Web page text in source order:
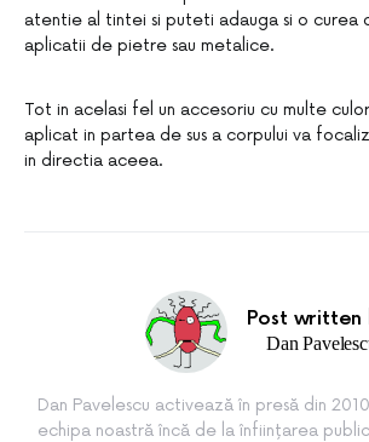
atentie al tintei si puteti adauga si o curea
aplicatii de pietre sau metalice.
Tot in acelasi fel un accesoriu cu multe
aplicat in partea de sus a corpului va
in directia aceea.
Post written
Dan
Dan Pavelescu activează în presă din
echipa noastră încă de la înființarea